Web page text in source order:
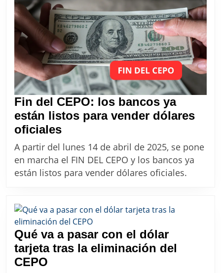
cambiaria
en
el
primer
día
sin
cepo
Fin del CEPO: los bancos ya
están listos para vender dólares
oficialesFin
del
CEPO:
los
están
listos
para
vender
A partir del lunes 14 de abril de 2025, se pone
en marcha el FIN DEL CEPO y los bancos ya
están listos para vender dólares oficiales.
Qué va a pasar con el dólar
tarjeta tras la eliminación del
CEPO